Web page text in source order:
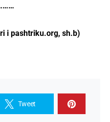
i pashtriku.org, sh.b)
Tweet